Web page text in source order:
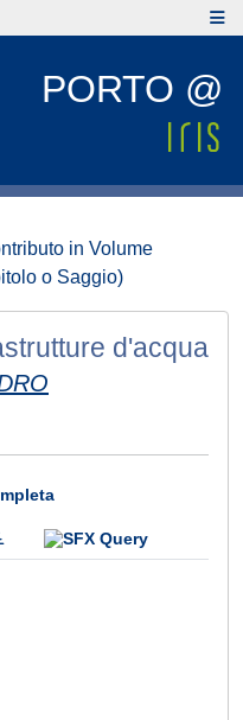
PORTO @
in Volume
o Saggio)
d'acqua